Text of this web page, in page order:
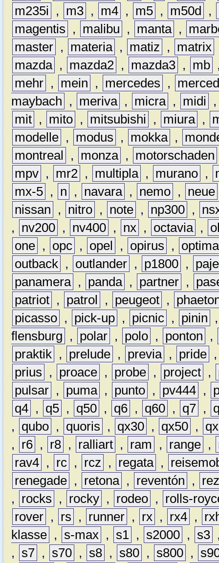
m235i
, m3 , m4 , m5 , m50d ,
magentis
, malibu , manta ,
master , materia , matiz , matrix
mazda , mazda2 , mazda3 , mb
mehr , mein , mercedes ,
maybach
, meriva , micra , midi
mit , mito , mitsubishi , miura ,
modelle , modus , mokka ,
montreal
, monza , motorschaden
mpv , mr2 , multipla , murano ,
mx-5 , n , navara , nemo , neue
nissan
, nitro , note , np300 ,
,
nv200 , nv400 , nx , octavia ,
one , opc , opel , opirus ,
optima
outback , outlander , p1800 ,
panamera , panda , partner ,
patriot , patrol , peugeot ,
picasso , pick-up , picnic , pinin
flensburg
, polar , polo , ponton
,
praktik , prelude , previa , pride
prius
, proace , probe , project ,
pulsar , puma , punto , pv444 ,
q4 , q5 , q50 , q6 , q60 , q7 ,
,
qubo , quoris , qx30 , qx50 ,
,
r6 , r8 , ralliart , ram , range ,
rav4 , rc , rcz , regata ,
renegade , retona , reventón ,
,
rocks , rocky , rodeo ,
rolls-
rover , rs , runner , rx , rx4 ,
klasse , s-max , s1 , s2000 , s3
,
s7 , s70 , s8 , s80 , s800 ,